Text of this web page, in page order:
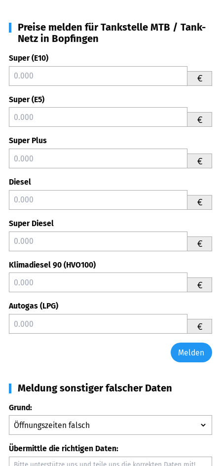
Preise melden für Tankstelle MTB / Tank-
Netz in Bopfingen
Super (E10)
€
Super (E5)
€
Super Plus
€
Diesel
€
Super Diesel
€
Klimadiesel 90 (HVO100)
€
Autogas (LPG)
€
Melden
Meldung sonstiger falscher Daten
Grund:
Übermittle die richtigen Daten: